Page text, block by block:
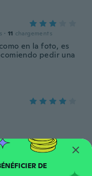
· 11 chargements
en la foto, es
pedir una
fit but thought